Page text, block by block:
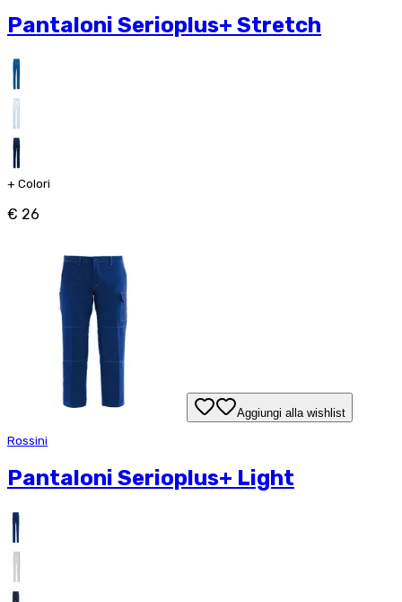
Pantaloni Serioplus+ Stretch
+ Colori
€ 26
Aggiungi alla wishlist
Rossini
Pantaloni Serioplus+ Light